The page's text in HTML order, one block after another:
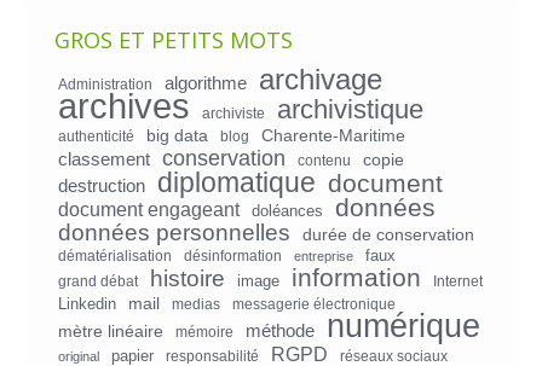
GROS ET PETITS MOTS
Administration algorithme archivage
archives archiviste archivistique
authenticité big data blog
Charente-Maritime
classement
conservation contenu
copie
destruction
diplomatique document
document engageant doléances données
données personnelles durée de conservation
dématérialisation désinformation entreprise faux
grand débat histoire image information Internet
Linkedin mail medias messagerie électronique
mètre linéaire mémoire méthode numérique
original papier responsabilité RGPD réseaux sociaux